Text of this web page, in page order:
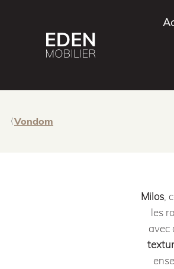
Vondom
Milos ,
les
avec